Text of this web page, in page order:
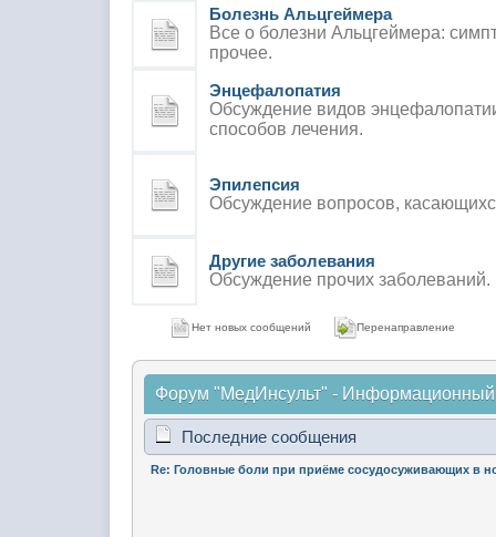
Болезнь Альцгеймера
Все о болезни Альцгеймера:
прочее.
Энцефалопатия
Обсуждение видов
способов лечения.
Эпилепсия
Обсуждение вопросов,
Другие заболевания
Обсуждение прочих заболеваний.
Нет новых сообщений Перенаправление
Форум "МедИнсульт" - Информационный
Последние сообщения
Re: Головные боли при приёме сосудосуживающих в